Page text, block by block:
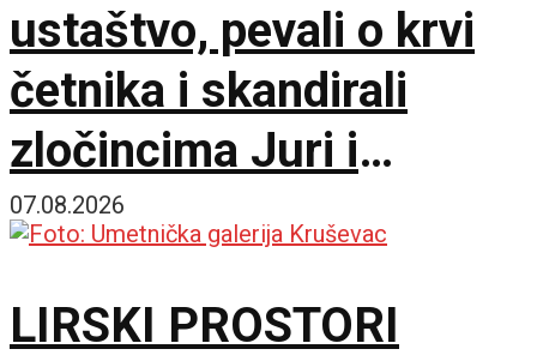
ustaštvo, pevali o krvi
četnika i skandirali
zločincima Juri i
Bobanu
07.08.2026
LIRSKI PROSTORI